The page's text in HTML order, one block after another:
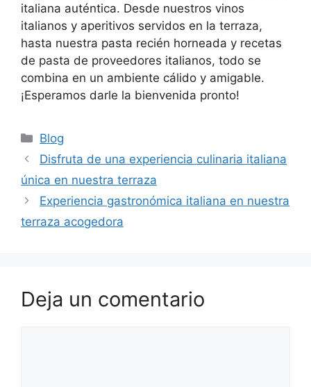
italiana auténtica. Desde nuestros vinos
italianos y aperitivos servidos en la terraza,
hasta nuestra pasta recién horneada y recetas
de pasta de proveedores italianos, todo se
combina en un ambiente cálido y amigable.
¡Esperamos darle la bienvenida pronto!
Categorías
Blog
Disfruta de una experiencia culinaria italiana
única en nuestra terraza
Experiencia gastronómica italiana en nuestra
terraza acogedora
Deja un comentario